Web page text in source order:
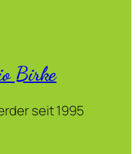
Birke
seit 1995